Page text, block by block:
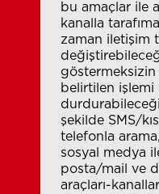
bu amaçlar ile
kanalla
zaman iletişim
göstermeksizin
belirtilen
şekilde SMS/
telefonla
sosyal medya
posta/mail ve
araçları-